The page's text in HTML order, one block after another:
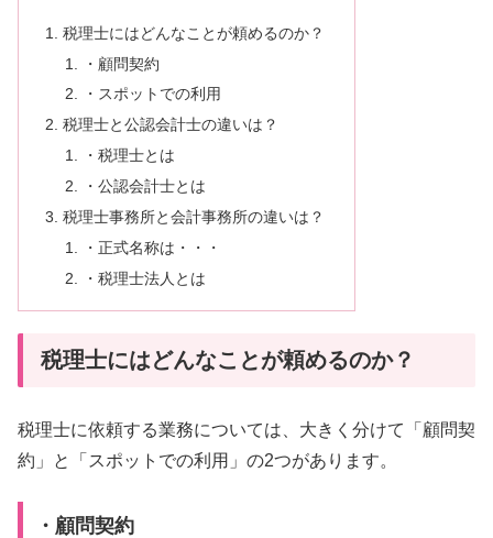
税理士にはどんなことが頼めるのか？
・顧問契約
・スポットでの利用
税理士と公認会計士の違いは？
・税理士とは
・公認会計士とは
税理士事務所と会計事務所の違いは？
・正式名称は・・・
・税理士法人とは
税理士にはどんなことが頼めるのか？
税理士に依頼する業務については、大きく分けて「顧問契
約」と「スポットでの利用」の2つがあります。
・顧問契約